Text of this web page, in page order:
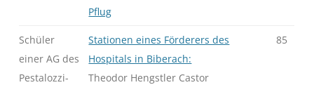
Pflug
Schüler
einer AG des
Pestalozzi-
Stationen eines Förderers des
Hospitals in Biberach:
Theodor Hengstler Castor
85